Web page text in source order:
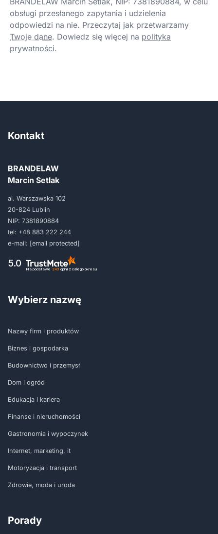
obsługi przesłanego zapytania i udzielenia
odpowiedzi na nie. Przeczytaj jak przetwarzamy
Twoje dane. Dowiedz się więcej na polityka
prywatności.
Kontakt
BRANDELAW
Marcin Setlak
al. Warszawska 102
20-824 Lublin
NIP: 7381890884
tel: +48 883 222 244
e-mail: [email protected]
5.0
Na podstawie 243 opinii z całego okresu
Wybierz nazwę
Nazwy firm i produktów
Biznes i gospodarka
Budownictwo i przemysł
Dom i ogród
Edukacja i kariera
Finanse i nieruchomości
Gastronomia i wypoczynek
Internet, marketing, it
Motoryzacja i transport
Zdrowie, moda i uroda
Porady